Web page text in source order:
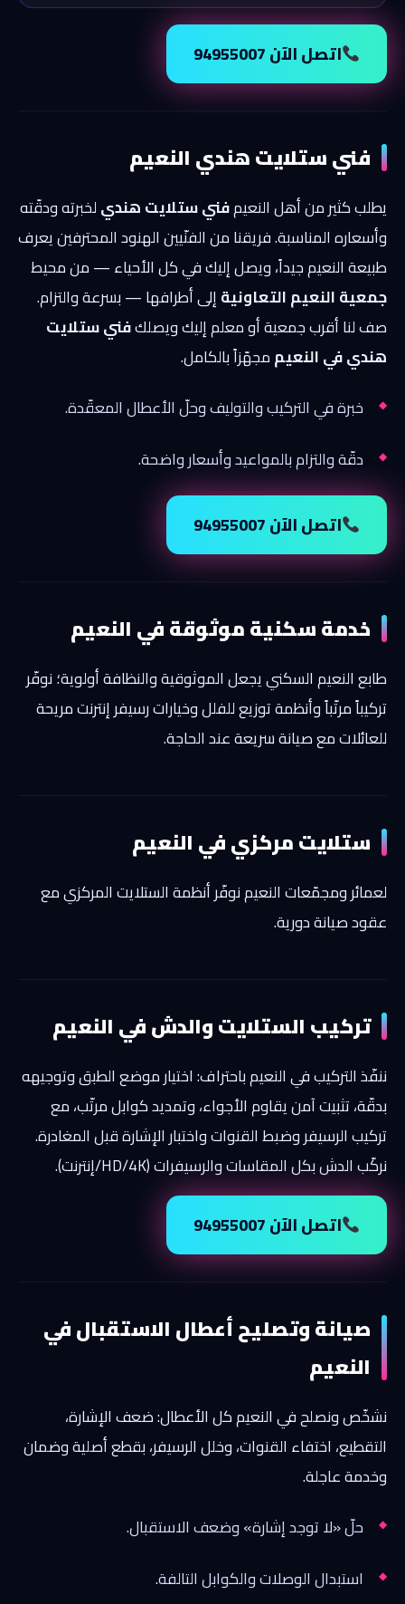
اتصل الآن 94955007
فني ستلايت هندي النعيم
يطلب كثير من أهل النعيمفني ستلايت هنديلخبرته ودقّته
وأسعاره المناسبة. فريقنا من الفنّيين الهنود المحترفين يعرف
طبيعة النعيم جيداً، ويصل إليك في كل الأحياء — من محيط
جمعية النعيم التعاونيةإلى أطرافها — بسرعة والتزام.
صف لنا أقرب جمعية أو معلم إليك ويصلكفني ستلايت
هندي في النعيممجهّزاً بالكامل.
خبرة في التركيب والتوليف وحلّ الأعطال المعقّدة.
دقّة والتزام بالمواعيد وأسعار واضحة.
اتصل الآن 94955007
خدمة سكنية موثوقة في النعيم
طابع النعيم السكني يجعل الموثوقية والنظافة أولوية؛ نوفّر
تركيباً مرتّباً وأنظمة توزيع للفلل وخيارات رسيفر إنترنت مريحة
للعائلات مع صيانة سريعة عند الحاجة.
ستلايت مركزي في النعيم
لعمائر ومجمّعات النعيم نوفّر أنظمة الستلايت المركزي مع
عقود صيانة دورية.
تركيب الستلايت والدش في النعيم
ننفّذ التركيب في النعيم باحتراف: اختيار موضع الطبق وتوجيهه
بدقّة، تثبيت آمن يقاوم الأجواء، وتمديد كوابل مرتّب، مع
تركيب الرسيفر وضبط القنوات واختبار الإشارة قبل المغادرة.
نركّب الدش بكل المقاسات والرسيفرات (HD/4K/إنترنت).
اتصل الآن 94955007
صيانة وتصليح أعطال الاستقبال في
النعيم
نشخّص ونصلح في النعيم كل الأعطال: ضعف الإشارة،
التقطيع، اختفاء القنوات، وخلل الرسيفر، بقطع أصلية وضمان
وخدمة عاجلة.
حلّ «لا توجد إشارة» وضعف الاستقبال.
استبدال الوصلات والكوابل التالفة.